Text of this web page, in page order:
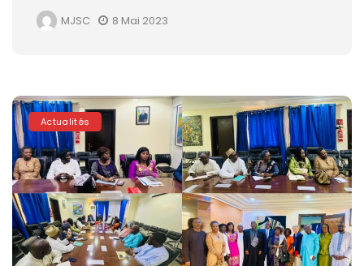
MJSC 8 Mai 2023
Actualités